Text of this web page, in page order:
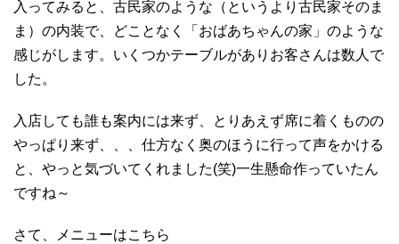
入ってみると、古民家のような（というより古民家そのま
ま）の内装で、どことなく「おばあちゃんの家」のような
感じがします。いくつかテーブルがありお客さんは数人で
した。
入店しても誰も案内には来ず、とりあえず席に着くものの
やっぱり来ず、、、仕方なく奥のほうに行って声をかける
と、やっと気づいてくれました(笑)一生懸命作っていたん
ですね～
さて、メニューはこちら